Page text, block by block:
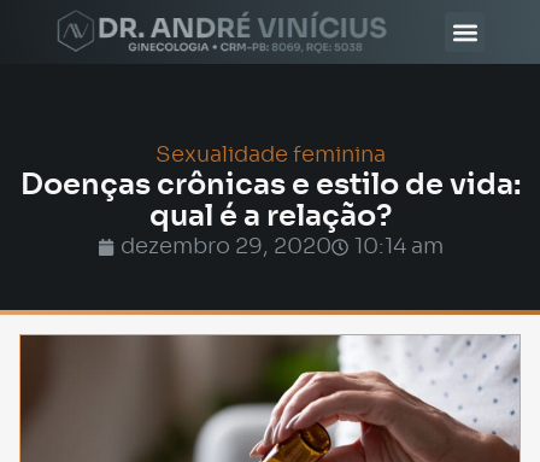
Sexualidade feminina
Doenças crônicas e estilo de vida:
qual é a relação?
dezembro 29, 2020 10:14 am